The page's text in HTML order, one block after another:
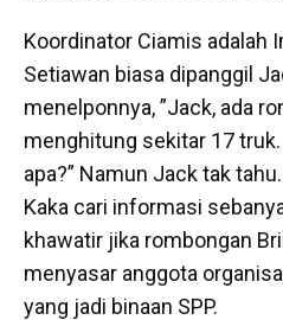
Koordinator Ciamis adalah
Setiawan biasa dipanggil
menelponnya, ”Jack, ada
menghitung sekitar 17
apa?” Namun Jack tak
Kaka cari informasi
khawatir jika rombongan
menyasar anggota
yang jadi binaan SPP.